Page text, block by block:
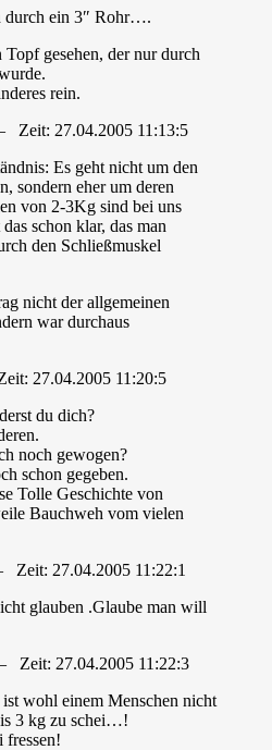
durch ein 3″ Rohr….
gesehen, der nur durch
rein.
Zeit: 27.04.2005 11:13:5
Es geht nicht um den
sondern eher um deren
von 2-3Kg sind bei uns
schon klar, das man
den Schließmuskel
nicht der allgemeinen
war durchaus
27.04.2005 11:20:5
du dich?
noch gewogen?
schon gegeben.
Tolle Geschichte von
Bauchweh vom vielen
Zeit: 27.04.2005 11:22:1
glauben .Glaube man will
Zeit: 27.04.2005 11:22:3
wohl einem Menschen nicht
3 kg zu schei…!
fressen!